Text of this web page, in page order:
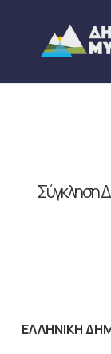
content
Σύγκληση
ΕΛΛΗΝΙΚΗ